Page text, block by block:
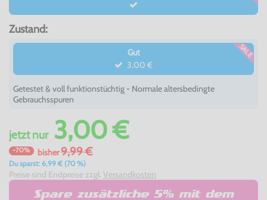
Zustand:
Gut
3,00 €
SALE
Getestet & voll funktionstüchtig - Normale altersbedingte
Gebrauchsspuren
jetztnur3,00 €
-70% bisher9,99 €
Du sparst: 6,99 € (70 %)
Preise sind Endpreise zzgl. Versandkosten
Spare zusätzliche 5% mit dem